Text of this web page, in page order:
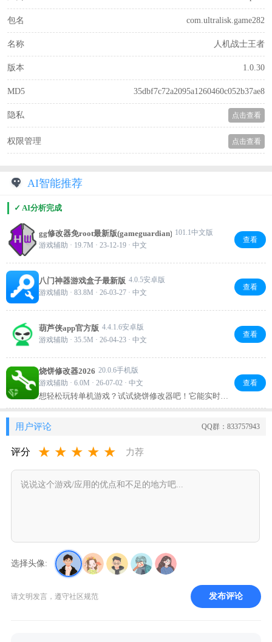
包名 com.ultralisk.game282
名称 人机战士王者
版本 1.0.30
MD5 35dbf7c72a2095a1260460c052b37ae8
隐私 点击查看
权限管理 点击查看
AI智能推荐
✓ AI分析完成
gg修改器免root最新版(gameguardian) 101.1中文版
游戏辅助 · 19.7M · 23-12-19 · 中文
查看
八门神器游戏盒子最新版 4.0.5安卓版
游戏辅助 · 83.8M · 26-03-27 · 中文
查看
葫芦侠app官方版 4.4.1.6安卓版
游戏辅助 · 35.5M · 26-04-23 · 中文
查看
烧饼修改器2026 20.0.6手机版
游戏辅助 · 6.0M · 26-07-02 · 中文
想轻松玩转单机游戏？试试烧饼修改器吧！它能实时调
整游戏内存数据，改金币、调生命值，还能变速、内存
按自己节奏享受游戏乐趣。
查看
用户评论 QQ群：833757943
评分 ★ ★ ★ ★ ★ 力荐
选择头像:
请文明发言，遵守社区规范 发布评论